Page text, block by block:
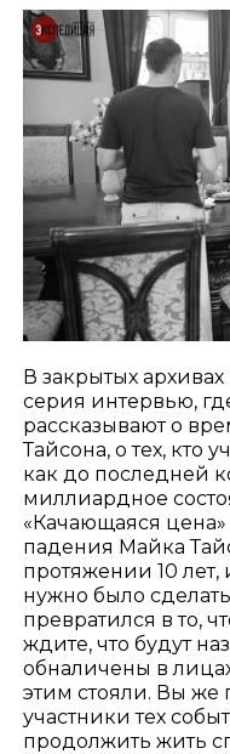
В закрытых архивах
серия интервью,
рассказывают о
Тайсона, о тех, кто
как до последней
миллиардное
«Качающаяся
падения Майка
протяжении 10 лет,
нужно было
превратился в то,
ждите, что будут
обналичены в
этим стояли. Вы же
участники тех
продолжить жить